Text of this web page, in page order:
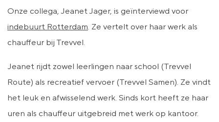
Onze collega, Jeanet Jager, is geïnterviewd voor
indebuurt Rotterdam. Ze vertelt over haar werk als
chauffeur bij Trevvel.
Jeanet rijdt zowel leerlingen naar school (Trevvel
Route) als recreatief vervoer (Trevvel Samen). Ze vindt
het leuk en afwisselend werk. Sinds kort heeft ze haar
uren als chauffeur uitgebreid met werk op kantoor.